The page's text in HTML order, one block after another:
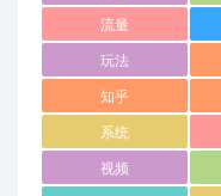
流量
玩法
知乎
系统
视频